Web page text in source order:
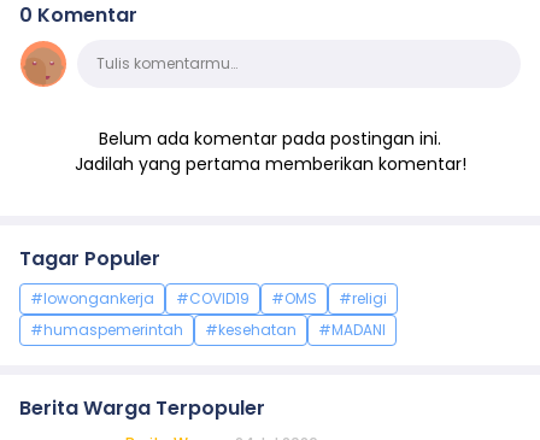
0 Komentar
KomentarTulis komentarmu…
Belum ada komentar pada postingan ini.
Jadilah yang pertama memberikan komentar!
Tagar Populer
#lowongankerja #COVID19 #OMS
#religi
#humaspemerintah
#kesehatan #MADANI
Berita Warga Terpopuler